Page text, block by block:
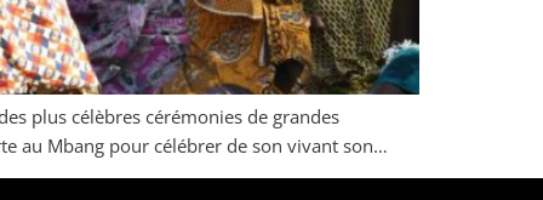
plus célèbres cérémonies de grandes
au Mbang pour célébrer de son vivant son…